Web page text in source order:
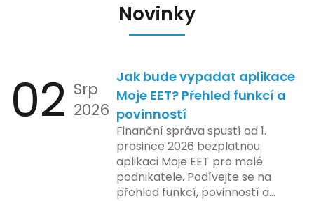
Novinky
02 Srp
2026
Jak bude vypadat aplikace
Moje EET? Přehled funkcí a
povinností
Finanční správa spustí od 1.
prosince 2026 bezplatnou
aplikaci Moje EET pro malé
podnikatele. Podívejte se na
přehled funkcí, povinností a